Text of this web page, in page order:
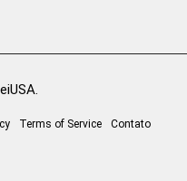
Terms of Service Contato